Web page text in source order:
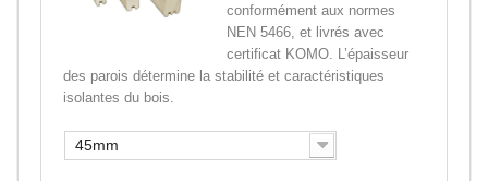
conformément aux normes
NEN 5466, et livrés avec
certificat KOMO. L’épaisseur
des parois détermine la stabilité et caractéristiques
isolantes du bois.
45mm